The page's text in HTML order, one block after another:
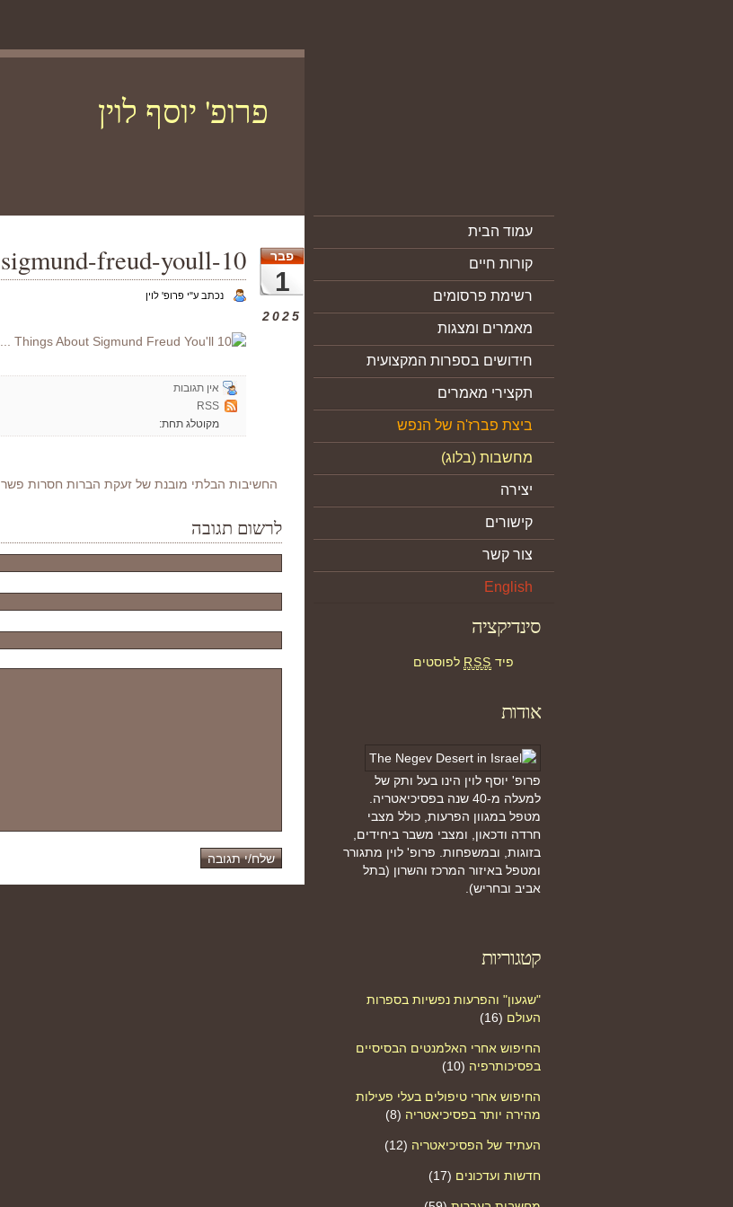
עמוד הבית
קורות חיים
רשימת פרסומים
מאמרים ומצגות
חידושים בספרות המקצועית
תקצירי מאמרים
ביצת פברז'ה של הנפש
מחשבות (בלוג)
יצירה
קישורים
צור קשר
English
סינדיקציה
פיד RSS לפוסטים
אודות
פרופ' יוסף לוין הינו בעל ותק של
למעלה מ-40 שנה בפסיכיאטריה.
מטפל במגוון הפרעות, כולל מצבי
חרדה ודכאון, ומצבי משבר ביחידים,
בזוגות, ובמשפחות. פרופ' לוין מתגורר
ומטפל באיזור המרכז והשרון (בתל
אביב ובחריש).
קטגוריות
"שגעון" והפרעות נפשיות בספרות
העולם (16)
החיפוש אחרי האלמנטים הבסיסיים
בפסיכותרפיה (10)
החיפוש אחרי טיפולים בעלי פעילות
מהירה יותר בפסיכיאטריה (8)
העתיד של הפסיכיאטריה (12)
חדשות ועדכונים (17)
פרופ' יוסף לוין
פבר
1
2025
10-things-about-sigmund-freud-youll-
נכתב ע"י פרופ' לוין
אין תגובות
RSS
מקוטלג תחת:
החשיבות הבלתי מובנת של זעקת הברות חסרות פשר
לרשום תגובה